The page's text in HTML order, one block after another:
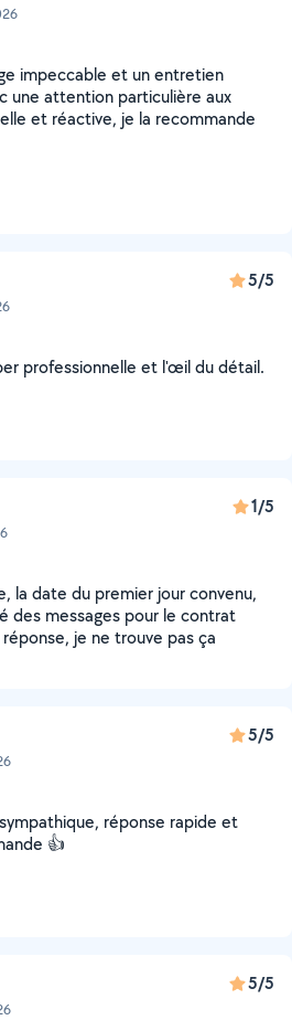
impeccable et un entretien
une attention particulière aux
et réactive, je la recommande
5/5
professionnelle et l'œil du détail.
1/5
la date du premier jour convenu,
des messages pour le contrat
je ne trouve pas ça
5/5
réponse rapide et
👍
5/5